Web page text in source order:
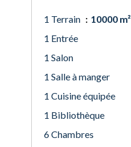
1 Terrain
10000 m²
1 Entrée
1 Salon
1 Salle à manger
1 Cuisine équipée
1 Bibliothèque
6 Chambres